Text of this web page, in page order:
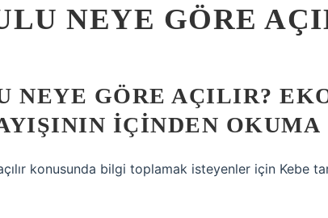
NEYE GÖRE
NEYE GÖRE AÇILIR?
İÇINDEN OKUMA
konusunda bilgi toplamak isteyenler için Kebe